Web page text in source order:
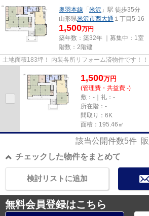
奥羽本線 「 米沢 」駅 徒歩35分
山形県米沢市西大通 １丁目5-16
1,500万円
築年数：築32年 ｜募集中： 1室
階数：2階建
土地面積183坪！ 内装各所リフォーム済物件です！！
1,500万円
(管理費・共益費 -)
敷：-｜礼：-
所在階：-
間取り：6K
面積：195.46㎡
該当公開件数5件
チェックした物件をまとめて
検討リストに追加
無料会員登録はこちら